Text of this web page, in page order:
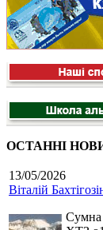
ОСТАННІ
13/05/2026
Віталій
Сумна